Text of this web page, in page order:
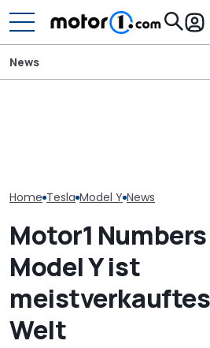
News
Home Tesla Model Y News
Motor1
Model Y ist
Welt